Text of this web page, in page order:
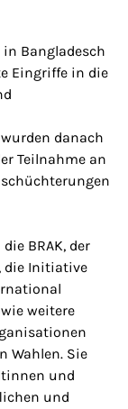
Bangladesch
Eingriffe in die
danach
Teilnahme an
BRAK, der
die Initiative
weitere
Wahlen. Sie
und
und